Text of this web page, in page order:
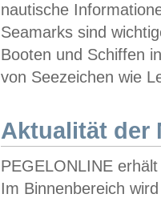
nautische
Seamarks sind
Booten und Schiffen
von Seezeichen wie
Aktualität der
PEGELONLINE
Im Binnenbereich